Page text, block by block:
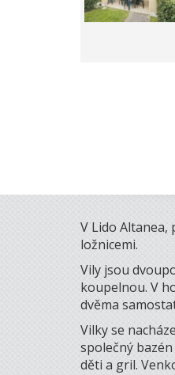
V Lido Altanea,
ložnicemi.
Vily jsou
koupelnou. V
dvěma
Vilky se
společný
děti a gril.